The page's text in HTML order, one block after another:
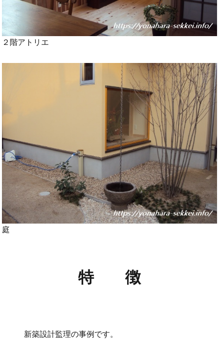
２階アトリエ
庭
特 徴
新築設計監理の事例です。